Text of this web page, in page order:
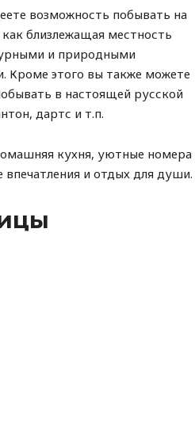
возможность побывать на
близлежащая местность
и природными
Кроме этого вы также можете
в настоящей русской
дартс и т.п.
кухня, уютные номера
впечатления и отдых для души.